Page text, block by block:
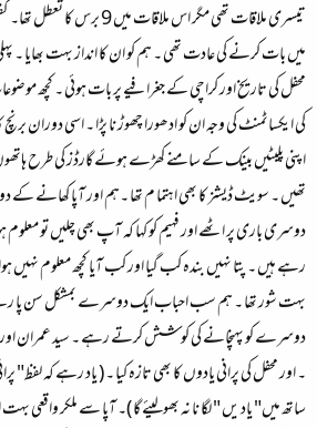
تیسری ملاقات تھی مگر اس ملاقات
میں بات کرنے کی عادت تھی ۔ ہم کو ان کا انداز بہت بھایا ۔
محفل کی تاریخ اور کراچی کے جغرافیے پر بات ہوئی ۔ کچھ
کی ایکساٹمنٹ کی وجہ ان کو ادھورا چھوڑ نا پڑا ۔ اسی دوران
اپنی پلیٹیں بینک کے سامنے کھڑے ہوئے گارڈز کی طرح
تھیں ۔ سویٹ ڈیشز کا بھی اہتما م تھا ۔ہم اور آپا کھانے کے
دوسری باری پر اٹھے اور فہیم کو کہا کہ آپ بھی چلیں تو
رہے ہیں ۔ پتا نہیں بندہ کب گیا اور کب آیا کچھ معلوم نہیں
بہت شور تھا ۔ ہم سب احباب ایک دوسرے بمشکل سن پا
دوسرے کو پہنچانے کی کوشش کرتے رہے ۔ سید عمران
۔ اور محفل کی پرانی یادوں کا بھی تازہ کیا ۔ ( یاد رہے کہ
ساتھ میں" یاد یں " لگا نا نہ بھولیئے گا )۔ آپا سے ملکر واقعی